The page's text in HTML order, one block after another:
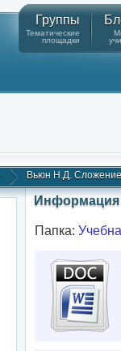
Группы
Тематические
площадки
Вьюн Н.Д. Сложение
Информация
Папка: